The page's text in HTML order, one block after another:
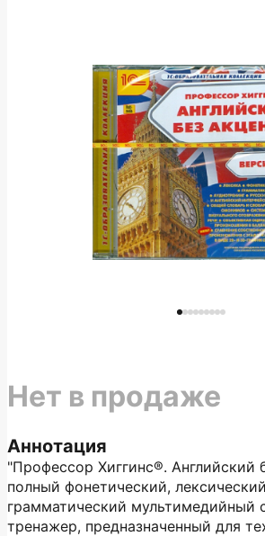
Аннотация
"Профессор Хиггинс®. Английский
полный фонетический,
грамматический мультимедийный
тренажер, предназначенный для
Нет в продаже